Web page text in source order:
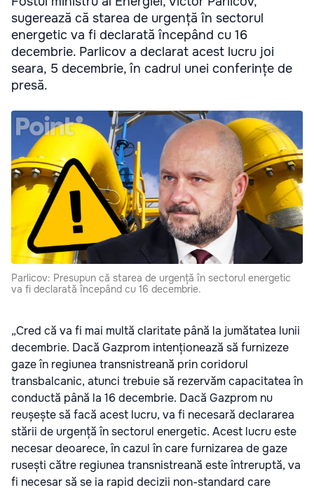
sugerează că starea de urgență în sectorul
energetic va fi declarată începând cu 16
decembrie. Parlicov a declarat acest lucru joi
seara, 5 decembrie, în cadrul unei conferințe de
presă.
Parlicov: Presupun că starea de urgență în sectorul energetic
va fi declarată începând cu 16 decembrie.
„Cred că va fi mai multă claritate până la jumătatea lunii
decembrie. Dacă Gazprom intenționează să furnizeze
gaze în regiunea transnistreană prin coridorul
transbalcanic, atunci trebuie să rezervăm capacitatea în
conductă până la 16 decembrie. Dacă Gazprom nu
reușește să facă acest lucru, va fi necesară declararea
stării de urgență în sectorul energetic. Acest lucru este
necesar deoarece, în cazul în care furnizarea de gaze
rusești către regiunea transnistreană este întreruptă, va
fi necesar să se ia rapid decizii non-standard care